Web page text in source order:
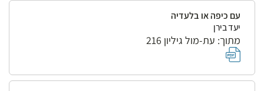
עם כיפה או בלעדיה
יעד בירן
מתוך: עת-מול גיליון 216